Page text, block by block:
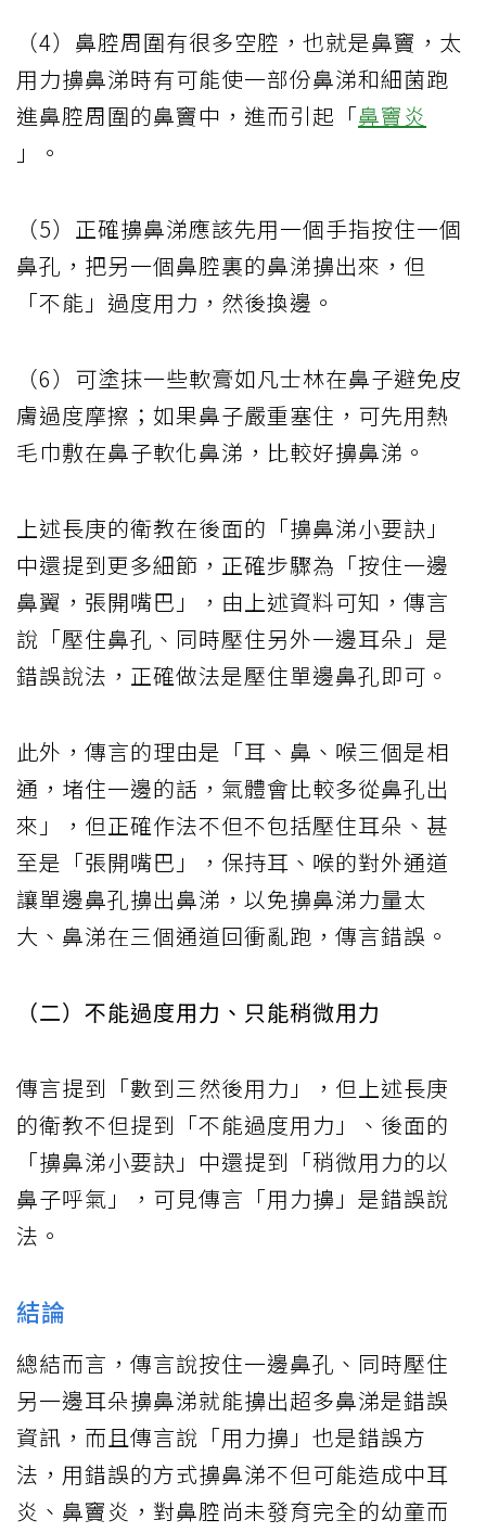
（4）鼻腔周圍有很多空腔，也就是鼻竇，太
用力擤鼻涕時有可能使一部份鼻涕和細菌跑
進鼻腔周圍的鼻竇中，進而引起「鼻竇炎
」。
（5）正確擤鼻涕應該先用一個手指按住一個
鼻孔，把另一個鼻腔裏的鼻涕擤出來，但
「不能」過度用力，然後換邊。
（6）可塗抹一些軟膏如凡士林在鼻子避免皮
膚過度摩擦；如果鼻子嚴重塞住，可先用熱
毛巾敷在鼻子軟化鼻涕，比較好擤鼻涕。
上述長庚的衛教在後面的「擤鼻涕小要訣」
中還提到更多細節，正確步驟為「按住一邊
鼻翼，張開嘴巴」，由上述資料可知，傳言
說「壓住鼻孔、同時壓住另外一邊耳朵」是
錯誤說法，正確做法是壓住單邊鼻孔即可。
此外，傳言的理由是「耳、鼻、喉三個是相
通，堵住一邊的話，氣體會比較多從鼻孔出
來」，但正確作法不但不包括壓住耳朵、甚
至是「張開嘴巴」，保持耳、喉的對外通道
讓單邊鼻孔擤出鼻涕，以免擤鼻涕力量太
大、鼻涕在三個通道回衝亂跑，傳言錯誤。
（二）不能過度用力、只能稍微用力
傳言提到「數到三然後用力」，但上述長庚
的衛教不但提到「不能過度用力」、後面的
「擤鼻涕小要訣」中還提到「稍微用力的以
鼻子呼氣」，可見傳言「用力擤」是錯誤說
法。
結論
總結而言，傳言說按住一邊鼻孔、同時壓住
另一邊耳朵擤鼻涕就能擤出超多鼻涕是錯誤
資訊，而且傳言說「用力擤」也是錯誤方
法，用錯誤的方式擤鼻涕不但可能造成中耳
炎、鼻竇炎，對鼻腔尚未發育完全的幼童而